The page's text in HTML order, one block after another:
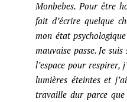
Monbebes. Pour être
fait d’écrire quelque
mon état
mauvaise passe. Je
l’espace pour respirer,
lumières éteintes et
travaille dur parce